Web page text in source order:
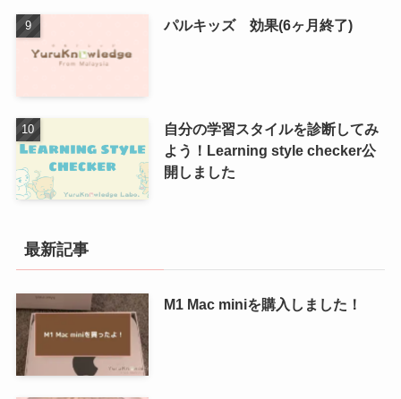
パルキッズ 効果(6ヶ月終了)
自分の学習スタイルを診断してみ
よう！Learning style checker公
開しました
最新記事
M1 Mac miniを購入しました！